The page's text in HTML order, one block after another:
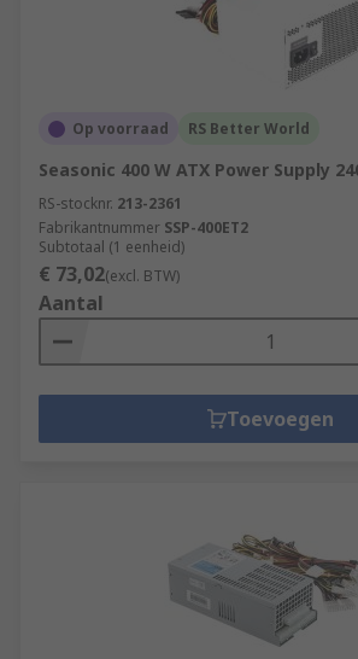
Op voorraad RS Better World
Seasonic 400 W ATX Power Supply
RS-stocknr. 213-2361
Fabrikantnummer SSP-400ET2
Subtotaal (1 eenheid)
€ 73,02(excl. BTW)
Aantal
Toevoegen